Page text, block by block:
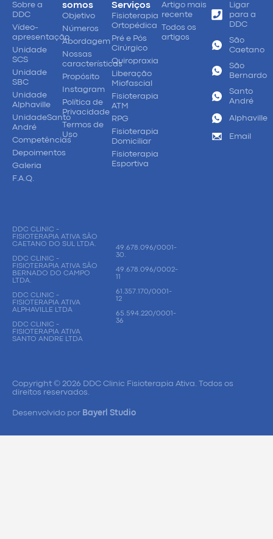
Sobre a
DDC
Vídeo-
apresentação
Unidade
SCS
Unidade
SBC
Unidade
Alphaville
UnidadeSanto
André
Competências
Depoimentos
Galeria
F.A.Q.
somos
Objetivo
Números
Abordagem
Nossas
características
Propósito
Instagram
Política de
Privacidade
Termos de
Uso
Serviços
Fisioterapia
Ortopédica
Pré e Pós
Cirúrgico
Quiropraxia
Liberação
Miofascial
Fisioterapia
ATM
RPG
Fisioterapia
Domiciliar
Fisioterapia
Esportiva
Artigo mais
recente
Todos os
artigos
Ligar
para a
DDC
São
Caetano
São
Bernardo
Santo
André
Alphaville
Email
DDC CLINIC -
FISIOTERAPIA ATIVA SÃO
CAETANO DO SUL LTDA.
DDC CLINIC -
FISIOTERAPIA ATIVA SÃO
BERNADO DO CAMPO
LTDA.
DDC CLINIC -
FISIOTERAPIA ATIVA
ALPHAVILLE LTDA
DDC CLINIC -
FISIOTERAPIA ATIVA
SANTO ANDRE LTDA
49.678.096/0001-
30.
49.678.096/0002-
11
61.357.170/0001-
12
65.594.220/0001-
36
Copyright © 2026 DDC Clinic Fisioterapia Ativa. Todos os
direitos reservados.
Desenvolvido por Bayerl Studio